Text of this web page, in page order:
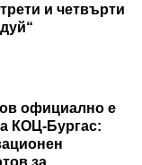
и четвърти
официално е
КОЦ-Бургас:
за